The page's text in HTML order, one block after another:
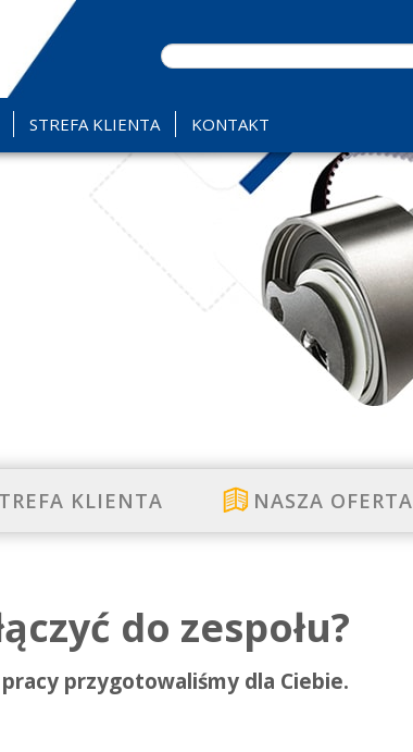
STREFA KLIENTA KONTAKT
KLIENTA NASZA OFERTA
do zespołu?
przygotowaliśmy dla Ciebie.